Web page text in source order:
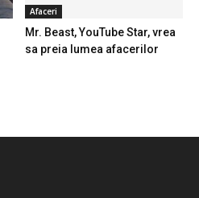
Afaceri
Mr. Beast, YouTube Star, vrea
sa preia lumea afacerilor